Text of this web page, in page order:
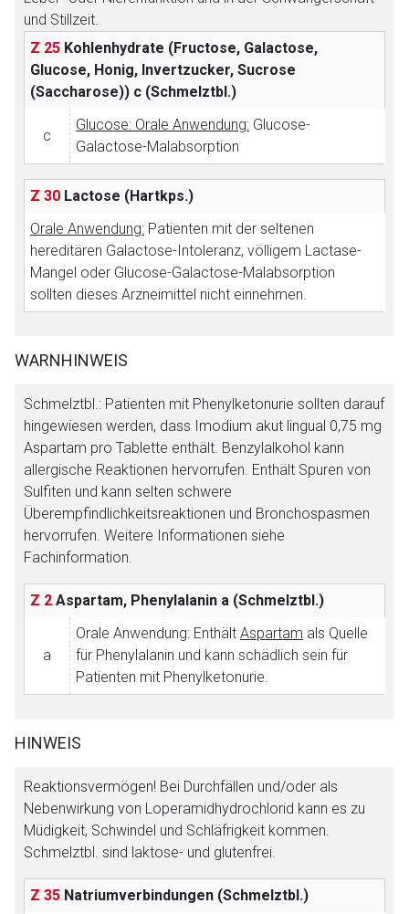
und Stillzeit.
Z 25 Kohlenhydrate (Fructose, Galactose,
Glucose, Honig, Invertzucker, Sucrose
(Saccharose)) c (Schmelztbl.)
c
Glucose: Orale Anwendung: Glucose-
Galactose-Malabsorption
Z 30 Lactose (Hartkps.)
Orale Anwendung: Patienten mit der seltenen
hereditären Galactose-Intoleranz, völligem Lactase-
Mangel oder Glucose-Galactose-Malabsorption
sollten dieses Arzneimittel nicht einnehmen.
WARNHINWEIS
Schmelztbl.: Patienten mit Phenylketonurie sollten darauf
hingewiesen werden, dass Imodium akut lingual 0,75 mg
Aspartam pro Tablette enthält. Benzylalkohol kann
allergische Reaktionen hervorrufen. Enthält Spuren von
Sulfiten und kann selten schwere
Überempfindlichkeitsreaktionen und Bronchospasmen
hervorrufen. Weitere Informationen siehe
Fachinformation.
Z 2 Aspartam, Phenylalanin a (Schmelztbl.)
a
Orale Anwendung: Enthält Aspartam als Quelle
für Phenylalanin und kann schädlich sein für
Patienten mit Phenylketonurie.
HINWEIS
Reaktionsvermögen! Bei Durchfällen und/oder als
Nebenwirkung von Loperamidhydrochlorid kann es zu
Müdigkeit, Schwindel und Schläfrigkeit kommen.
Schmelztbl. sind laktose- und glutenfrei.
Z 35 Natriumverbindungen (Schmelztbl.)
Aufruf einer externen Seite
Der von Ihnen aufgerufene Link öffnet eine externe Web-
Seite. Für die Inhalte der externen Web-Seite ist deren
Betreiber verantwortlich. Ebenso gelten dort ggf. andere
Datenschutzbestimmungen.